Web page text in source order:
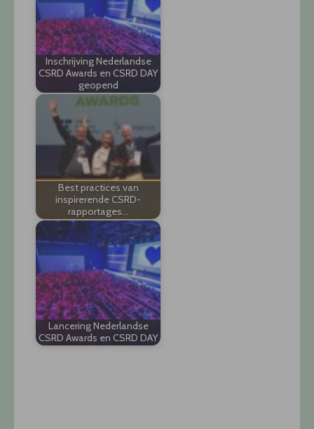
Inschrijving Nederlandse
CSRD Awards en CSRD DAY
geopend
Best practices van
inspirerende CSRD-
rapportages…
Lancering Nederlandse
CSRD Awards en CSRD DAY